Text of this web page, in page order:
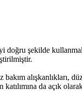
şekilde
katılımına da açık